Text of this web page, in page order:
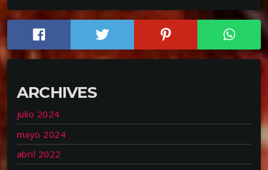
AMAIUR. (Berbena taldea). 2008- 2010.
KEPA JUNKERA. (Folk). Nazioarteko birak EEBBn,
Afrikan, Europan, Hego Amerikan eta
SOUL A DOS. (Soul, funk). 2007-2008
KRASIS. (Metal fusioa). 2003- (…)
URGABE. (Berbena Taldea). 2000- 2002
SOBRINO SOBRADO. (Pop-rock). 1999-2002
KILKERRAK. (Berbena Taldea). 1995- 2000
ARCHIVES
julio 2024
mayo 2024
abril 2022